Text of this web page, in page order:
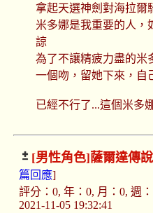
拿起天選神劍對海拉爾
米多娜是我重要的人，
諒
為了不讓精疲力盡的米
一個吻，留她下來，自
已經不行了...這個米多
[男性角色]薩爾達傳
篇回應]
評分：0, 年：0, 月：0, 週
2021-11-05 19:32:41